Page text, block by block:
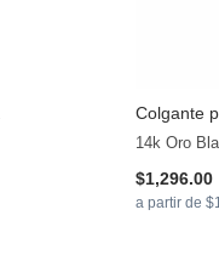
Colgante
14k Oro
$1,296.00
a partir de